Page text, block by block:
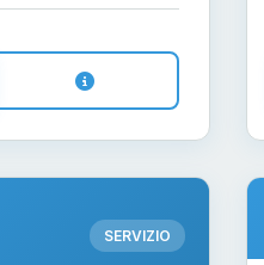
SERVIZIO